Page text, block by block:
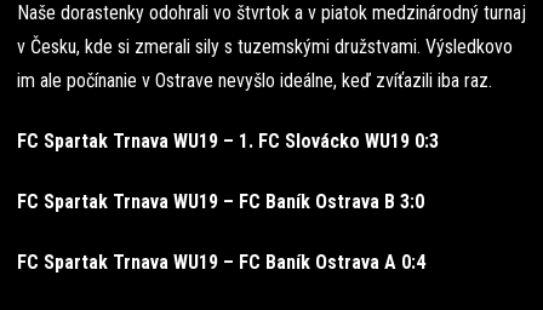
Naše dorastenky odohrali vo štvrtok a v piatok medzinárodný turnaj
v Česku, kde si zmerali sily s tuzemskými družstvami. Výsledkovo
im ale počínanie v Ostrave nevyšlo ideálne, keď zvíťazili iba raz.
FC Spartak Trnava WU19 – 1. FC Slovácko WU19 0:3
FC Spartak Trnava WU19 – FC Baník Ostrava B 3:0
FC Spartak Trnava WU19 – FC Baník Ostrava A 0:4